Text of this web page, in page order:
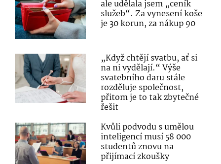
ale udělala jsem „ceník
služeb“. Za vynesení koše
je 30 korun, za nákup 90
„Když chtějí svatbu, ať si
na ni vydělají.“ Výše
svatebního daru stále
rozděluje společnost,
přitom je to tak zbytečné
řešit
Kvůli podvodu s umělou
inteligencí musí 58 000
studentů znovu na
přijímací zkoušky